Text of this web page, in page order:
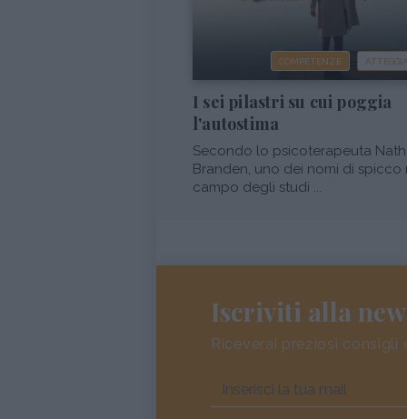
COMPETENZE
I sei pilastri su cui poggia
l'autostima
Secondo lo psicoterapeuta
Branden, uno dei nomi di spicco
campo degli studi ...
Iscriviti alla
Riceverai preziosi